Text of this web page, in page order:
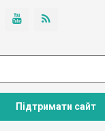
Підтримати сайт